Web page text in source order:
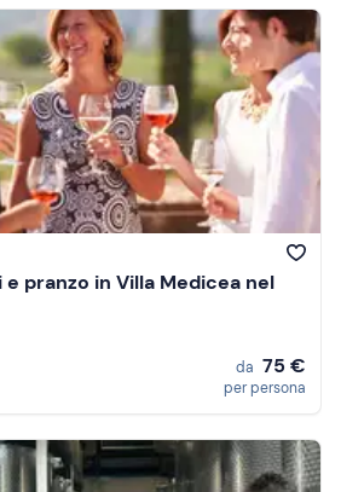
Attività consigliate
Prezzo (crescente)
Prezzo (decrescente)
Recensioni
pranzo in Villa Medicea nel
da 75 €
per persona